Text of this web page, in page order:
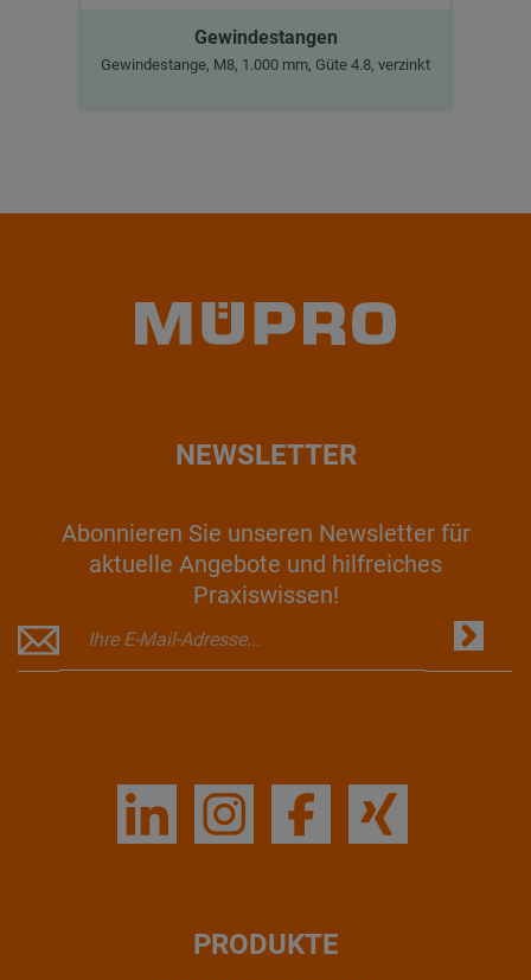
Gewindestangen
Gewindestange, M8, 1.000 mm, Güte 4.8, verzinkt
NEWSLETTER
Abonnieren Sie unseren Newsletter für
aktuelle Angebote und hilfreiches
Praxiswissen!
PRODUKTE